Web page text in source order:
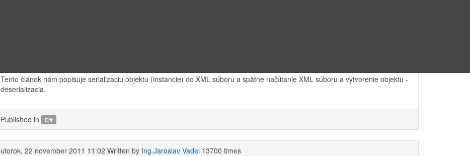
Tento článok nám popisuje serializaciu objektu (instancie) do XML súboru a spätne načíitanie XML súboru a vytvorenie objektu -
deserializacia.
Published in C#
utorok, 22 november 2011 11:02 Written by Ing.Jaroslav Vadel 13700 times